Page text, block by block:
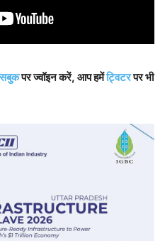
पर ज्वॉइन करें, आप हमेंट्विटरपर भी